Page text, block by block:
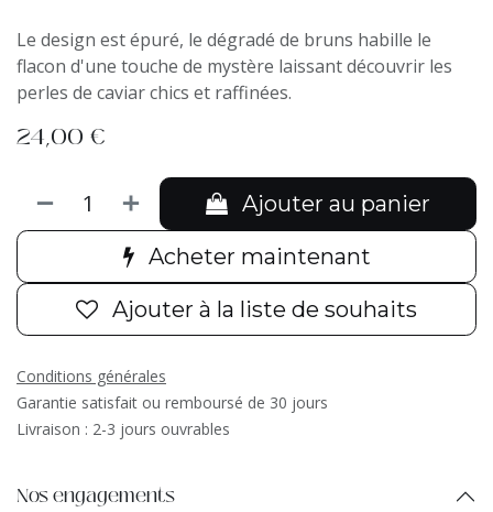
Le design est épuré, le dégradé de bruns habille le
flacon d'une touche de mystère laissant découvrir les
perles de caviar chics et raffinées.
24,00 €
Ajouter au panier
Acheter maintenant
Ajouter à la liste de souhaits
Conditions générales
Garantie satisfait ou remboursé de 30 jours
Livraison : 2-3 jours ouvrables
Nos engagements